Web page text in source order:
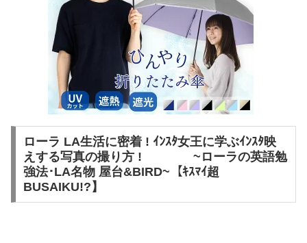
ローラ LA生活に密着 ! ｲﾝｽﾀ女王に学ぶｲﾝｽﾀ映
えする写真の撮り方 ! ~ローラの英語勉
強法･LA名物 屋台&BIRD~【ｷｽﾏｲ超
BUSAIKU!?】